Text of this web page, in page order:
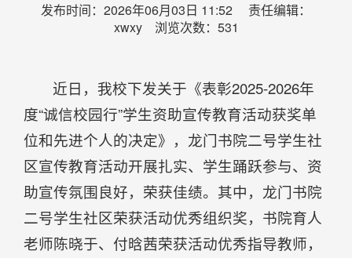
发布时间：2026年06月03日 11:52 责任编辑：
xwxy 浏览次数： 531
近日，我校下发关于《表彰2025-2026年
度“诚信校园行”学生资助宣传教育活动获奖单
位和先进个人的决定》，龙门书院二号学生社
区宣传教育活动开展扎实、学生踊跃参与、资
助宣传氛围良好，荣获佳绩。其中，龙门书院
二号学生社区荣获活动优秀组织奖，书院育人
老师陈晓于、付晗茜荣获活动优秀指导教师，